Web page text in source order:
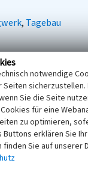
Tagebau
externer
notwendige
sicherzustellen.
Sie die Seite
für eine
zu optimieren,
erklären Sie
Sie auf unserer